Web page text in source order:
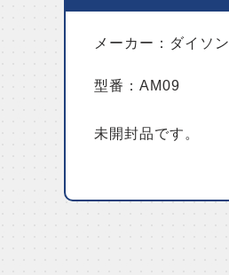
メーカー：ダイソン
型番：AM09
未開封品です。